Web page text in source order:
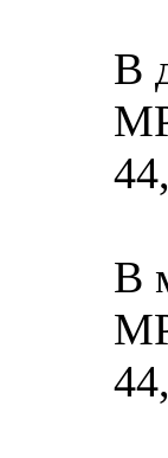
В
В